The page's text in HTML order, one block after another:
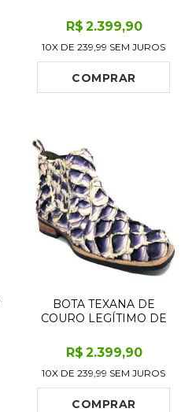
BLOODWINE LIMITED
EDITION - CANO ALTO,
BICO FINO - SOLADO DE
COURO ARTESANAL
R$ 2.399,90
10X DE239,99 SEM JUROS
COMPRAR
BOTA TEXANA DE
COURO LEGÍTIMO DE
CANO CURTO, BICO
QUADRADO - SOLADO X-
FLEX ARTESANAL
R$ 2.399,90
10X DE239,99 SEM JUROS
COMPRAR